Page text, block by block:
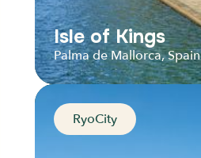
Isle of Kings
Palma de Mallorca, Spain
RyoCity